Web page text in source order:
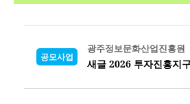
공모사업
광주정보문화산업진흥원
새글 2026 투자진흥지